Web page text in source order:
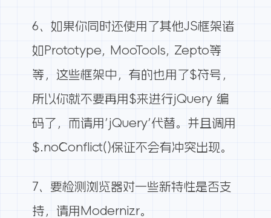
6、如果你同时还使用了其他JS框架诸
如Prototype, MooTools, Zepto等
等，这些框架中，有的也用了$符号，
所以你就不要再用$来进行jQuery 编
码了，而请用’jQuery’代替。并且调用
$.noConflict()保证不会有冲突出现。
7、要检测浏览器对一些新特性是否支
持，请用 Modernizr。